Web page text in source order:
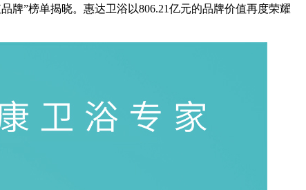
牌”榜单揭晓。惠达卫浴以806.21亿元的品牌价值再度荣耀